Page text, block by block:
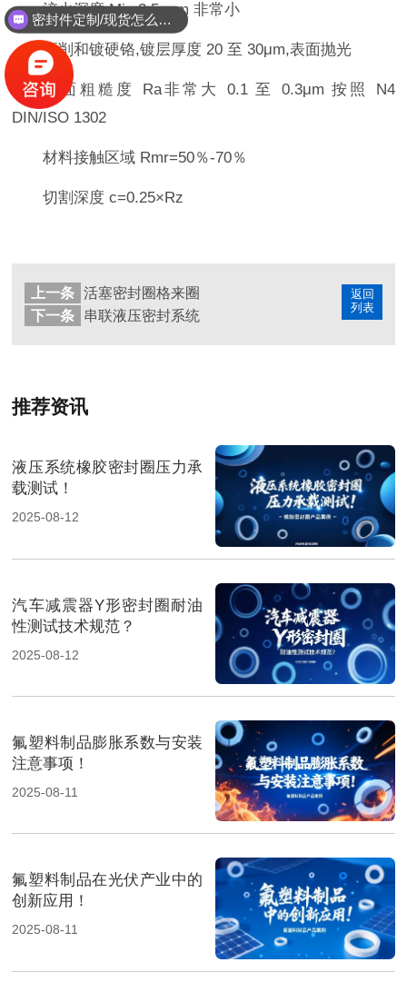
淬火深度 Min.2.5 mm 非常小
磨削和镀硬铬,镀层厚度 20 至 30μm,表面抛光
表面粗糙度 Ra非常大 0.1 至 0.3μm 按照 N4
DIN/ISO 1302
材料接触区域 Rmr=50％-70％
切割深度 c=0.25×Rz
返回
列表
上一条
活塞密封圈格来圈
下一条
串联液压密封系统
推荐资讯
液压系统橡胶密封圈压力承
载测试！
2025-08-12
汽车减震器Y形密封圈耐油
性测试技术规范？
2025-08-12
氟塑料制品膨胀系数与安装
注意事项！
2025-08-11
氟塑料制品在光伏产业中的
创新应用！
2025-08-11
密封件定制/现货怎么报价，起订量多少？